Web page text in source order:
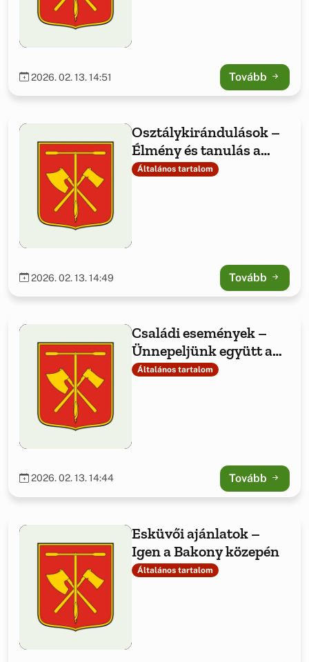
2026. 02. 13. 14:51 Tovább
Osztálykirándulások –
Élmény és tanulás a
Bakony közepén
Általános tartalom
2026. 02. 13. 14:49 Tovább
Családi események –
Ünnepeljünk együtt a
Bakony közepén!
Általános tartalom
2026. 02. 13. 14:44 Tovább
Esküvői ajánlatok –
Igen a Bakony közepén
Általános tartalom